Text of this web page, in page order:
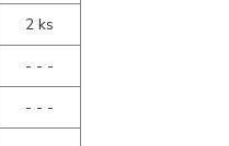
2 ks
- - -
- - -